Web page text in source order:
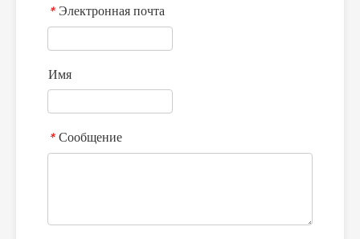
* Электронная почта
Имя
* Сообщение